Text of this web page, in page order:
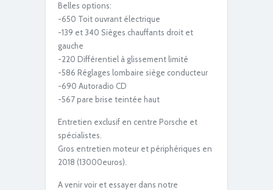
Belles options:
-650 Toit ouvrant électrique
-139 et 340 Sièges chauffants droit et
gauche
-220 Différentiel à glissement limité
-586 Réglages lombaire siège conducteur
-690 Autoradio CD
-567 pare brise teintée haut
Entretien exclusif en centre Porsche et
spécialistes.
Gros entretien moteur et périphériques en
2018 (13000euros).
A venir voir et essayer dans notre